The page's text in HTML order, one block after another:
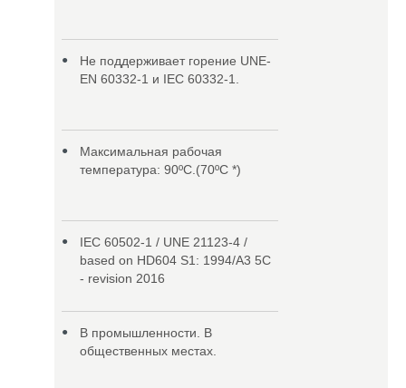
Не поддерживает горение UNE-
EN 60332-1 и IEC 60332-1.
Максимальная рабочая
температура: 90ºC.(70ºC *)
IEC 60502-1 / UNE 21123-4 /
based on HD604 S1: 1994/A3 5C
- revision 2016
В промышленности. В
общественных местах.